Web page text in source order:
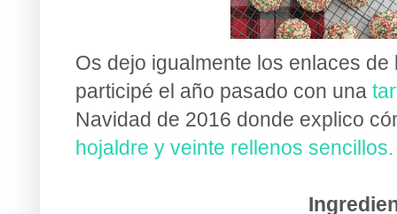
Os dejo igualmente los enlaces
participé el año pasado con una
Navidad de 2016 donde explico
hojaldre y veinte rellenos